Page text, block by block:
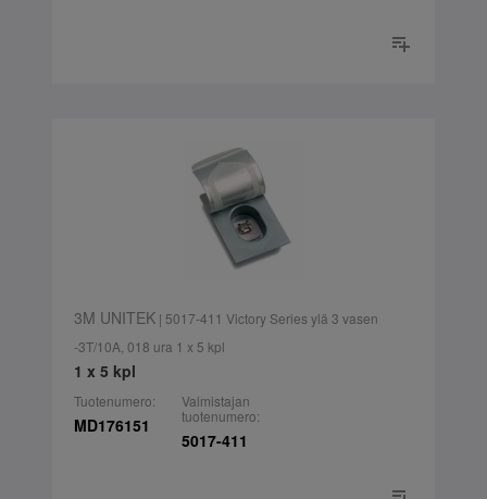
3M UNITEK| 5017-411 Victory Series ylä 3 vasen
-3T/10A, 018 ura 1 x 5 kpl
1 x 5 kpl
Tuotenumero:
MD176151
Valmistajan
tuotenumero:
5017-411